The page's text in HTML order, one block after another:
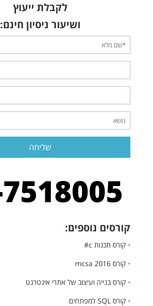
לקבלת ייעוץ
ושיעור ניסיון חינם:
קורסים נוספים:
• קורס תכנות c#
• קורס mcsa 2016
• קורס בנייה ועיצוב של אתרי אינטרנט
• קורס SQL למפתחים